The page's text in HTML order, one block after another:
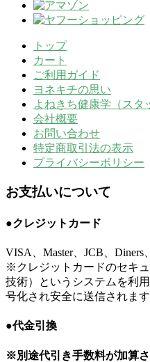
トップ
カート
ご利用ガイド
ヨネキチの思い
よねきち健康学（スタ
会社概要
お問い合わせ
特定商取引法の表示
プライバシーポリシー
お支払いについて
●クレジットカード
VISA、Master、JCB、Diners
※クレジットカードのセキ
技術）というシステムを利
号化され安全に送信されま
●代金引換
※別途代引き手数料が加算